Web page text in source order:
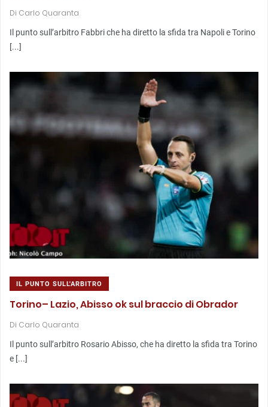
Di Carlo Quaranta
Il punto sull’arbitro Fabbri che ha diretto la sfida tra Napoli e Torino
[...]
IL PUNTO SULL'ARBITRO
Torino– Lazio, Abisso ok sul braccio di Obrador
Di Carlo Quaranta
Il punto sull’arbitro Rosario Abisso, che ha diretto la sfida tra Torino
e [...]